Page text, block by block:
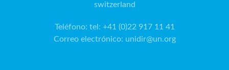
switzerland
Teléfono: tel: +41 (0)22 917 11 41
Correo electrónico: unidir@un.org